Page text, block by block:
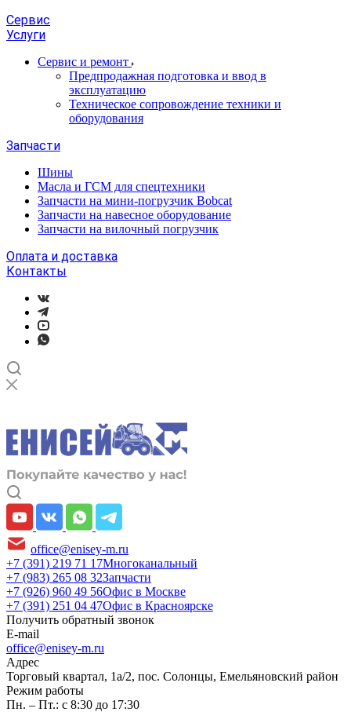
Сервис
Услуги
Сервис и ремонт
Предпродажная подготовка и ввод в
эксплуатацию
Техническое сопровождение техники и
оборудования
Запчасти
Шины
Масла и ГСМ для спецтехники
Запчасти на мини-погрузчик Bobcat
Запчасти на навесное оборудование
Запчасти на вилочный погрузчик
Оплата и доставка
Контакты
office@enisey-m.ru
+7 (391) 219 71 17Многоканальный
+7 (983) 265 08 32Запчасти
+7 (926) 960 49 56Офис в Москве
+7 (391) 251 04 47Офис в Красноярске
Получить обратный звонок
E-mail
office@enisey-m.ru
Адрес
​Торговый квартал, 1а/2, пос. Солонцы, Емельяновский район
Режим работы
Пн. – Пт.: с 8:30 до 17:30